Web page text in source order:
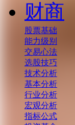
财商
股票基础
能力级别
交易心法
选股技巧
技术分析
基本分析
行业分析
宏观分析
指标公式